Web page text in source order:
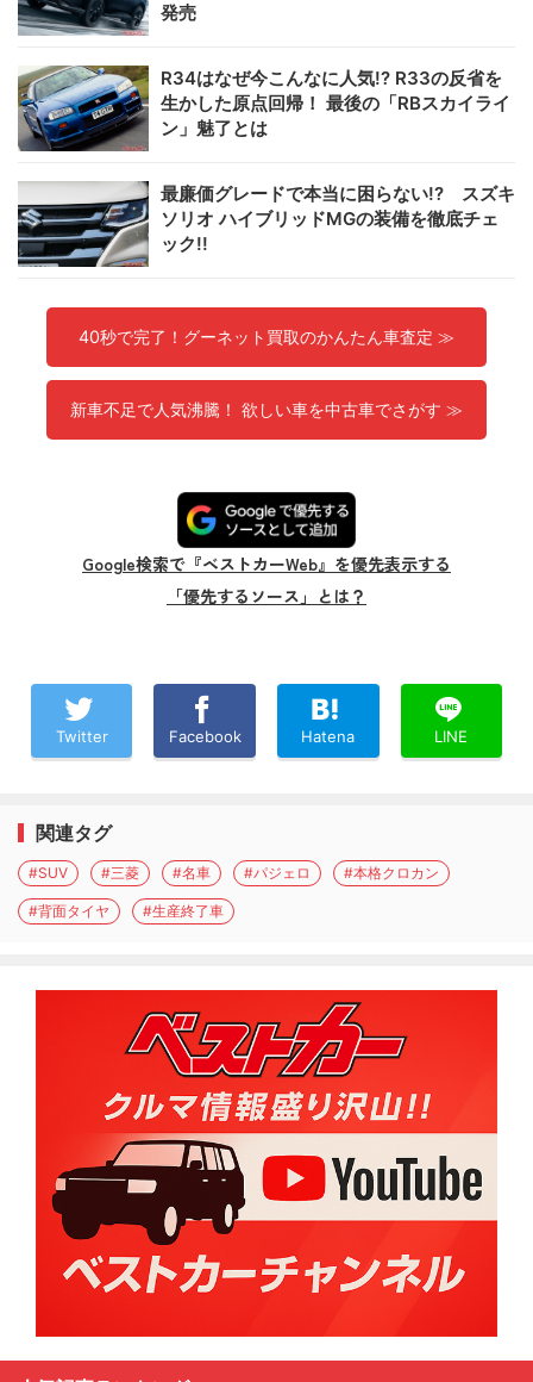
発売
R34はなぜ今こんなに人気!? R33の反省を
生かした原点回帰！ 最後の「RBスカイライ
ン」魅了とは
最廉価グレードで本当に困らない!? スズキ
ソリオ ハイブリッドMGの装備を徹底チェ
ック!!
40秒で完了！グーネット買取のかんたん車査定 ≫
新車不足で人気沸騰！ 欲しい車を中古車でさがす ≫
Google検索で『ベストカーWeb』を優先表示する
「優先するソース」とは？
Twitter Facebook Hatena LINE
関連タグ
#SUV #三菱 #名車 #パジェロ #本格クロカン
#背面タイヤ #生産終了車